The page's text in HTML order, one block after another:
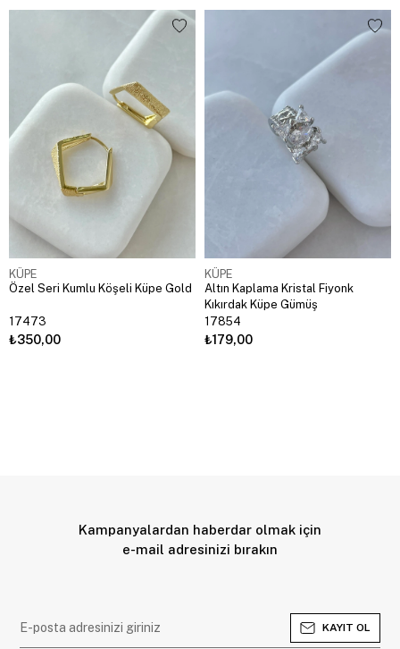
KÜPE
Özel Seri Kumlu Köşeli Küpe Gold
17473
₺350,00
KÜPE
Altın Kaplama Kristal Fiyonk
Kıkırdak Küpe Gümüş
17854
₺179,00
Kampanyalardan haberdar olmak için
e-mail adresinizi bırakın
KAYIT OL